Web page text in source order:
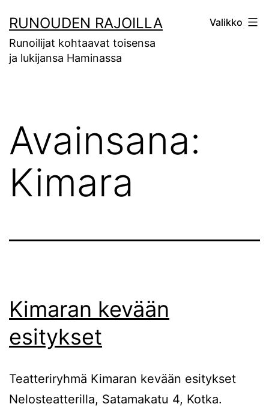
sisältöön
RUNOUDEN RAJOILLA
Runoilijat kohtaavat toisensa
ja lukijansa Haminassa
Valikko
Avainsana:
Kimara
Kimaran kevään
esitykset
Teatteriryhmä Kimaran kevään esitykset
Nelosteatterilla, Satamakatu 4, Kotka.